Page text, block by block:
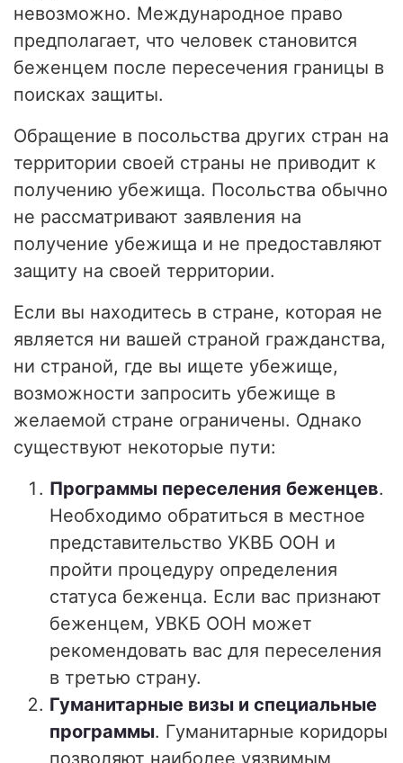
невозможно. Международное право
предполагает, что человек становится
беженцем после пересечения границы в
поисках защиты.
Обращение в посольства других стран на
территории своей страны не приводит к
получению убежища. Посольства обычно
не рассматривают заявления на
получение убежища и не предоставляют
защиту на своей территории.
Если вы находитесь в стране, которая не
является ни вашей страной гражданства,
ни страной, где вы ищете убежище,
возможности запросить убежище в
желаемой стране ограничены. Однако
существуют некоторые пути:
Программы переселения беженцев.
Необходимо обратиться в местное
представительство УКВБ ООН и
пройти процедуру определения
статуса беженца. Если вас признают
беженцем, УВКБ ООН может
рекомендовать вас для переселения
в третью страну.
Гуманитарные визы и специальные
программы. Гуманитарные коридоры
позволяют наиболее уязвимым